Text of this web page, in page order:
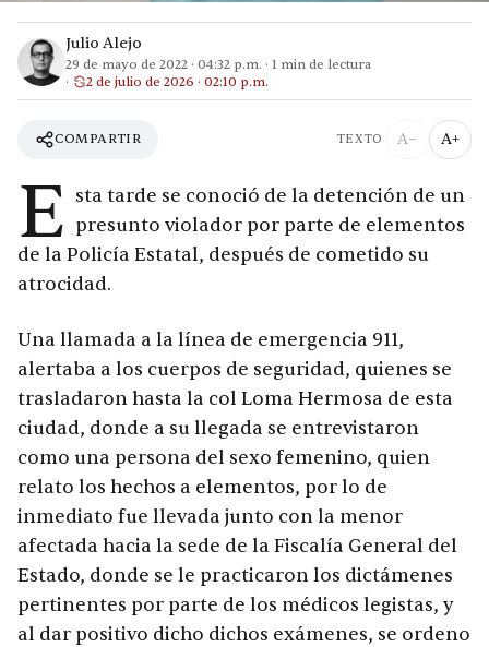
Julio Alejo
29 de mayo de 2022 · 04:32 p.m. · 1 min de lectura
2 de julio de 2026 · 02:10 p.m.
COMPARTIR TEXTO A− A+
E sta tarde se conoció de la detención de un
presunto violador por parte de elementos
de la Policía Estatal, después de cometido su
atrocidad.
Una llamada a la línea de emergencia 911,
alertaba a los cuerpos de seguridad, quienes se
trasladaron hasta la col Loma Hermosa de esta
ciudad, donde a su llegada se entrevistaron
como una persona del sexo femenino, quien
relato los hechos a elementos, por lo de
inmediato fue llevada junto con la menor
afectada hacia la sede de la Fiscalía General del
Estado, donde se le practicaron los dictámenes
pertinentes por parte de los médicos legistas, y
al dar positivo dicho dichos exámenes, se ordeno